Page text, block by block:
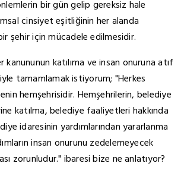
bir gün gelip gereksiz hale
cinsiyet eşitliğinin her alanda
şehir için mücadele edilmesidir.
katılıma ve insan onuruna atıf
tamamlamak istiyorum; "Herkes
hemşehrisidir. Hemşehrilerin, belediye
katılma, belediye faaliyetleri hakkında
idaresinin yardımlarından yararlanma
insan onurunu zedelemeyecek
zorunludur." ibaresi bize ne anlatıyor?